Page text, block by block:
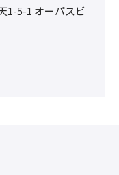
1-5-1 オーパスビ